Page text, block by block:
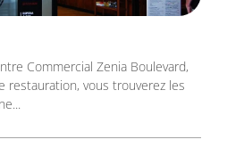
Commercial Zenia Boulevard,
restauration, vous trouverez les